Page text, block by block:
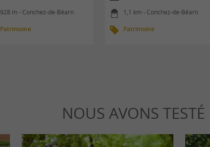
928 m - Conchez-de-Béarn
Patrimoine
1,1 km - Conchez-de-Béarn
Patrimoine
NOUS AVONS TESTÉ